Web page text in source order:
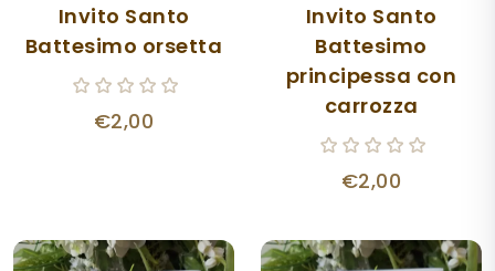
Invito Santo
Battesimo orsetta
€2,00
Invito Santo
Battesimo
principessa con
carrozza
€2,00